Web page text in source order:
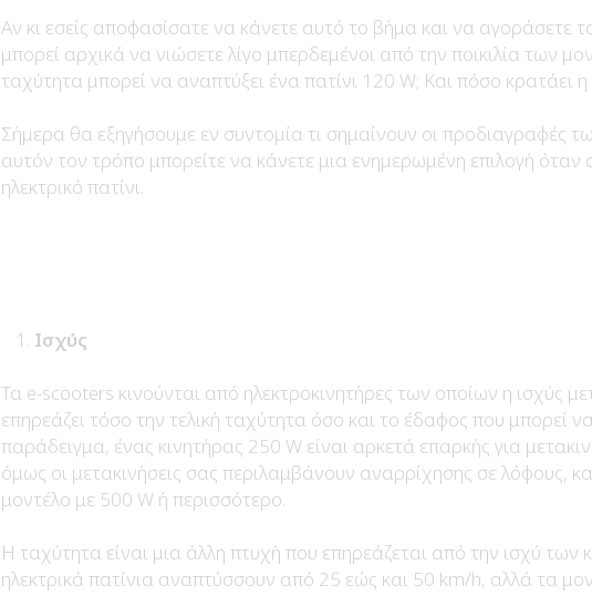
Αν κι εσείς αποφασίσατε να κάνετε αυτό το βήμα και να αγοράσετε
μπορεί αρχικά να νιώσετε λίγο μπερδεμένοι από την ποικιλία των
ταχύτητα μπορεί να αναπτύξει ένα πατίνι 120 W; Και πόσο κρατάει
Σήμερα θα εξηγήσουμε εν συντομία τι σημαίνουν οι προδιαγραφές
αυτόν τον τρόπο μπορείτε να κάνετε μια ενημερωμένη επιλογή
ηλεκτρικό πατίνι.
Ισχύς
Τα e-scooters κινούνται από ηλεκτροκινητήρες των οποίων η ισχύς
επηρεάζει τόσο την τελική ταχύτητα όσο και το έδαφος που μπορεί να
παράδειγμα, ένας κινητήρας 250 W είναι αρκετά επαρκής για
όμως οι μετακινήσεις σας περιλαμβάνουν αναρρίχησης σε λόφους,
μοντέλο με 500 W ή περισσότερο.
Η ταχύτητα είναι μια άλλη πτυχή που επηρεάζεται από την ισχύ των
ηλεκτρικά πατίνια αναπτύσσουν από 25 εώς και 50 km/h, αλλά τα